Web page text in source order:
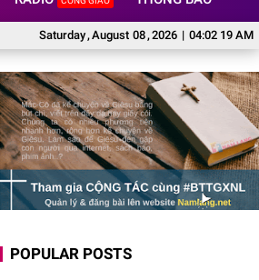
Saturday,August 08,2026 | 04:02 20 AM
LỄ TRO - “Tro” có ý nghĩa gì đối với con người?
POPULAR POSTS